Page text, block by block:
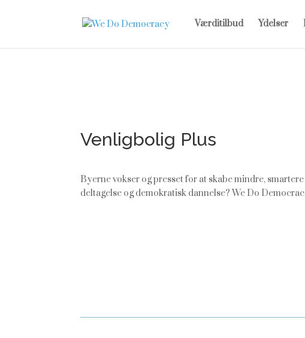
Værditilbud Ydelser
Venligbolig Plus
Byerne vokser og presset for at skabe mindre,
deltagelse og demokratisk dannelse? We Do